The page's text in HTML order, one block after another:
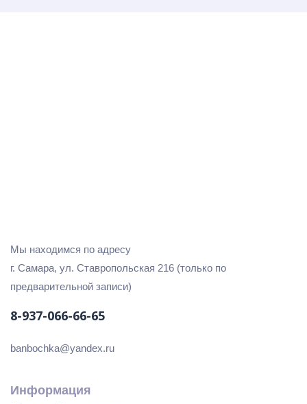
Мы находимся по адресу
г. Самара, ул. Ставропольская 216 (только по
предварительной записи)
8-937-066-66-65
banbochka@yandex.ru
Информация